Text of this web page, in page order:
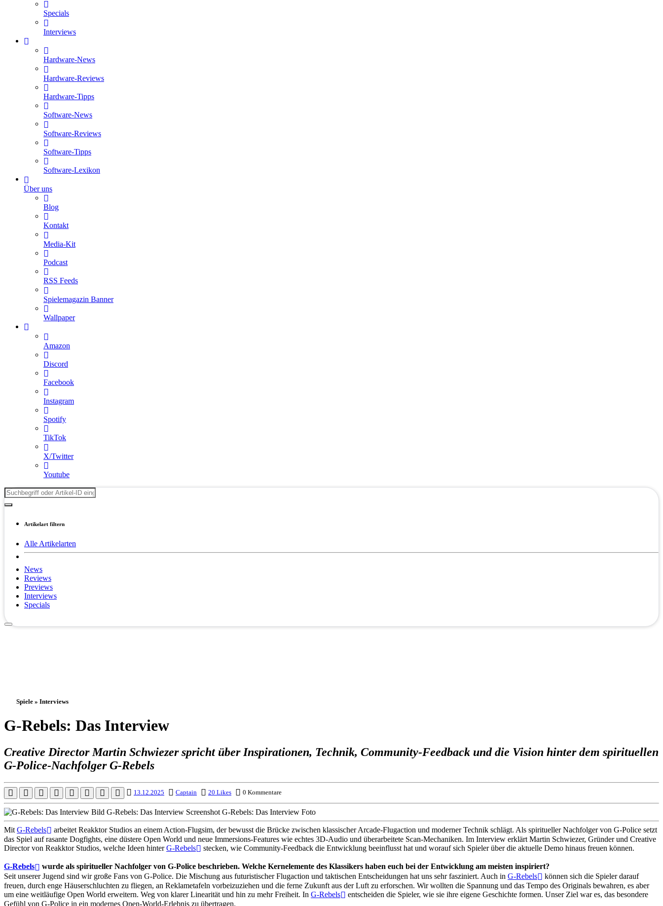
Specials
Interviews
Hardware-News
Hardware-Reviews
Hardware-Tipps
Software-News
Software-Reviews
Software-Tipps
Software-Lexikon
Über uns
Blog
Kontakt
Media-Kit
Podcast
RSS Feeds
Spielemagazin Banner
Wallpaper
Amazon
Discord
Facebook
Instagram
Spotify
TikTok
X/Twitter
Youtube
Artikelart filtern
Alle Artikelarten
News
Reviews
Previews
Interviews
Specials
Spiele » Interviews
G-Rebels: Das Interview
Creative Director Martin Schwiezer spricht über Inspirationen, Technik, Community-Feedback und die Vision hinter dem spirituellen
G-Police-Nachfolger G-Rebels
13.12.2025 Captain 20 Likes 0 Kommentare
Mit G-Rebels
arbeitet Reakktor Studios an einem Action-Flugsim, der bewusst die Brücke zwischen klassischer Arcade-Flugaction und moderner Technik schlägt. Als spiritueller Nachfolger von G-Police setzt
das Spiel auf rasante Dogfights, eine düstere Open World und neue Immersions-Features wie echtes 3D-Audio und überarbeitete Scan-Mechaniken. Im Interview erklärt Martin Schwiezer, Gründer und Creative
Director von Reakktor Studios, welche Ideen hinterG-Rebels stecken, wie Community-Feedback die Entwicklung beeinflusst hat und worauf sich Spieler über die aktuelle Demo hinaus freuen können.
G-Rebels
wurde als spiritueller Nachfolger von G-Police beschrieben. Welche Kernelemente des Klassikers haben euch bei der Entwicklung am meisten inspiriert?
Seit unserer Jugend sind wir große Fans von G-Police. Die Mischung aus futuristischer Flugaction und taktischen Entscheidungen hat uns sehr fasziniert. Auch in G-Rebels
können sich die Spieler darauf
freuen, durch enge Häuserschluchten zu fliegen, an Reklametafeln vorbeizuziehen und die ferne Zukunft aus der Luft zu erforschen. Wir wollten die Spannung und das Tempo des Originals bewahren, es aber
um eine weitläufige Open World erweitern. Weg von klarer Linearität und hin zu mehr Freiheit. In G-Rebels
entscheiden die Spieler, wie sie ihre eigene Geschichte formen. Unser Ziel war es, das besondere
Gefühl von G-Police in ein modernes Open-World-Erlebnis zu übertragen.